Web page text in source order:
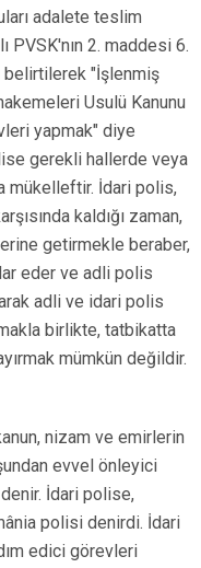
adalete teslim
PVSK'nın 2. maddesi 6.
"İşlenmiş
Usulü Kanunu
yapmak" diye
gerekli hallerde veya
mükelleftir. İdari polis,
kaldığı zaman,
getirmekle beraber,
eder ve adli polis
adli ve idari polis
birlikte, tatbikatta
mümkün değildir.
nizam ve emirlerin
evvel önleyici
İdari polise,
polisi denirdi. İdari
edici görevleri